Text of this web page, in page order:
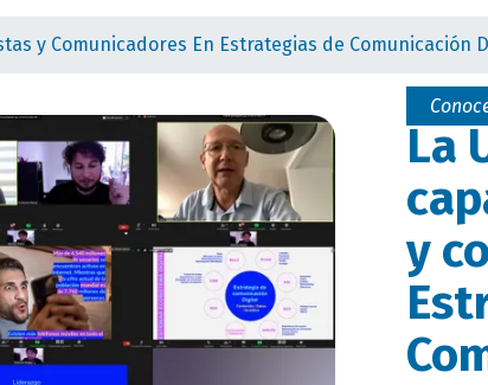
y Comunicadores En Estrategias de Comunicación
La
y